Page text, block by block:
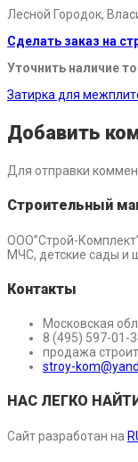
Лесной Городок,
Сделать заказ на
Уточнить наличие
Затирка для
Добавить
Для отправки
Строительный
ООО”Строй-
МЧС, детские сады и
Контакты
Московская
8 (495) 597-01-
продажа
stroy-
НАС ЛЕГКО НАЙТИ
Сайт разработан на